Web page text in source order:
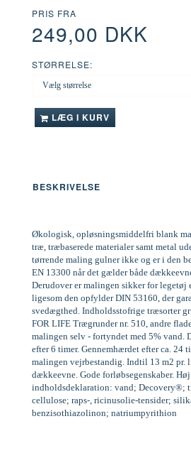
PRIS FRA
249,00 DKK
STØRRELSE:
LÆG I KURV
BESKRIVELSE
Økologisk, opløsningsmiddelfri blank
træ, træbaserede materialer samt metal
tørrende maling gulner ikke og er i den
EN 13300 når det gælder både
Derudover er malingen sikker for legetøj
ligesom den opfylder DIN 53160, der
svedægthed. Indholdsstofrige træsorter
FOR LIFE Trægrunder nr. 510, andre
malingen selv - fortyndet med 5% vand.
efter 6 timer. Gennemhærdet efter ca. 24
malingen vejrbestandig. Indtil 13 m2 pr.
dækkeevne. Gode forløbsegenskaber.
indholdsdeklaration: vand; Decovery®;
cellulose; raps-, ricinusolie-tensider;
benzisothiazolinon; natriumpyrithion